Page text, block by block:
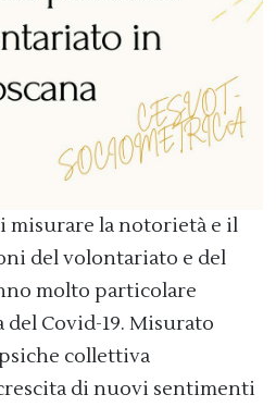
misurare la notorietà e il
del volontariato e del
molto particolare
del Covid-19. Misurato
collettiva
di nuovi sentimenti